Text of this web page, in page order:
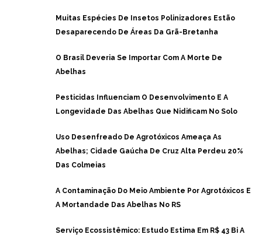
Muitas Espécies De Insetos Polinizadores Estão
Desaparecendo De Áreas Da Grã-Bretanha
O Brasil Deveria Se Importar Com A Morte De
Abelhas
Pesticidas Influenciam O Desenvolvimento E A
Longevidade Das Abelhas Que Nidificam No Solo
Uso Desenfreado De Agrotóxicos Ameaça As
Abelhas; Cidade Gaúcha De Cruz Alta Perdeu 20%
Das Colmeias
A Contaminação Do Meio Ambiente Por Agrotóxicos E
A Mortandade Das Abelhas No RS
Serviço Ecossistêmico: Estudo Estima Em R$ 43 Bi A